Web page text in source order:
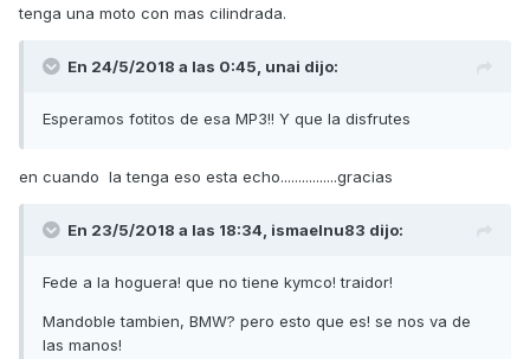
tenga una moto con mas cilindrada.
En 24/5/2018 a las 0:45, unai dijo:
Esperamos fotitos de esa MP3!! Y que la disfrutes
en cuando la tenga eso esta echo................gracias
En 23/5/2018 a las 18:34, ismaelnu83 dijo:
Fede a la hoguera! que no tiene kymco! traidor!
Mandoble tambien, BMW? pero esto que es! se nos va de
las manos!